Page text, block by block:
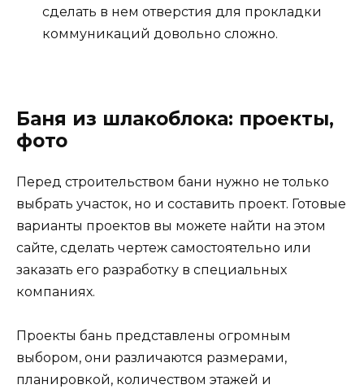
сделать в нем отверстия для прокладки
коммуникаций довольно сложно.
Баня из шлакоблока: проекты,
фото
Перед строительством бани нужно не только
выбрать участок, но и составить проект. Готовые
варианты проектов вы можете найти на этом
сайте, сделать чертеж самостоятельно или
заказать его разработку в специальных
компаниях.
Проекты бань представлены огромным
выбором, они различаются размерами,
планировкой, количеством этажей и